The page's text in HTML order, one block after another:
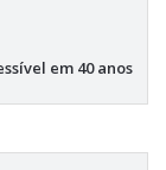
em 40 anos